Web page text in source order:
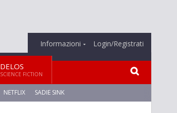
Informazioni Login/Registrati
DELOS
SCIENCE FICTION
NETFLIX SADIE SINK